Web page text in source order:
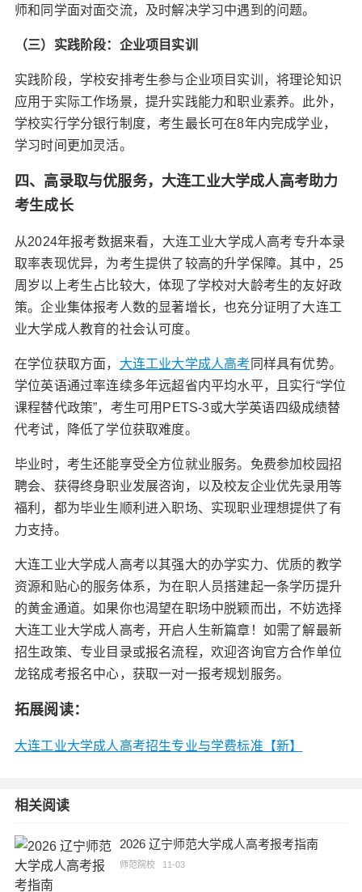
师和同学面对面交流，及时解决学习中遇到的问题。
（三）实践阶段：企业项目实训
实践阶段，学校安排考生参与企业项目实训，将理论知识
应用于实际工作场景，提升实践能力和职业素养。此外，
学校实行学分银行制度，考生最长可在8年内完成学业，
学习时间更加灵活。
四、高录取与优服务，大连工业大学成人高考助力
考生成长
从2024年报考数据来看，大连工业大学成人高考专升本录
取率表现优异，为考生提供了较高的升学保障。其中，25
周岁以上考生占比较大，体现了学校对大龄考生的友好政
策。企业集体报考人数的显著增长，也充分证明了大连工
业大学成人教育的社会认可度。
在学位获取方面， 大连工业大学成人高考 同样具有优势。
学位英语通过率连续多年远超省内平均水平，且实行“学位
课程替代政策”，考生可用PETS-3或大学英语四级成绩替
代考试，降低了学位获取难度。
毕业时，考生还能享受全方位就业服务。免费参加校园招
聘会、获得终身职业发展咨询，以及校友企业优先录用等
福利，都为毕业生顺利进入职场、实现职业理想提供了有
力支持。
大连工业大学成人高考以其强大的办学实力、优质的教学
资源和贴心的服务体系，为在职人员搭建起一条学历提升
的黄金通道。如果你也渴望在职场中脱颖而出，不妨选择
大连工业大学成人高考，开启人生新篇章！如需了解最新
招生政策、专业目录或报名流程，欢迎咨询官方合作单位
龙铭成考报名中心，获取一对一报考规划服务。
拓展阅读：
大连工业大学成人高考招生专业与学费标准【新】
相关阅读
2026 辽宁师范大学成人高考报考指南
师范院校11-03